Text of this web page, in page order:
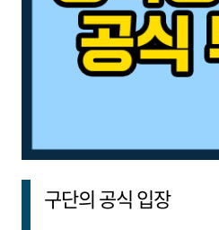
구단의 공식 입장